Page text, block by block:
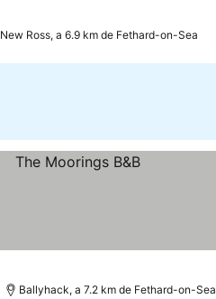
New Ross, a 6.9 km de Fethard-on-Sea
Ballyhack, a 7.2 km de Fethard-on-Sea